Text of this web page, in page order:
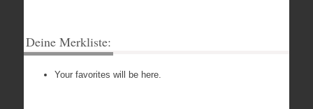
Deine Merkliste:
Your favorites will be here.